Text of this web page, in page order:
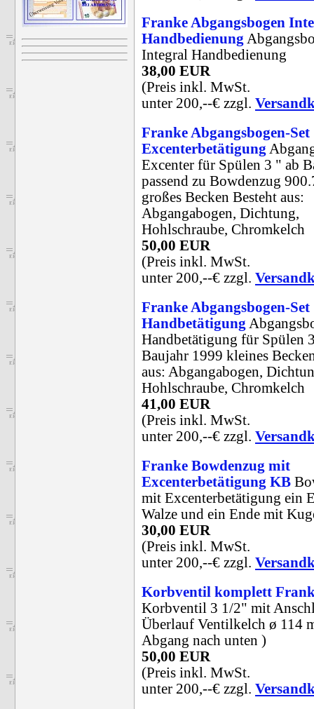
Franke Abgangsbogen
Handbedienung
Integral Handbedienung
38,00 EUR
(Preis inkl. MwSt.
unter 200,--€ zzgl.
Franke Abgangsbogen-Set
Excenterbetätigung
Excenter für Spülen 3 " ab
passend zu Bowdenzug
großes Becken Besteht aus:
Abgangabogen, Dichtung,
Hohlschraube, Chromkelch
50,00 EUR
(Preis inkl. MwSt.
unter 200,--€ zzgl.
Franke Abgangsbogen-Set
Handbetätigung
Handbetätigung für Spülen
Baujahr 1999 kleines
aus: Abgangabogen,
Hohlschraube, Chromkelch
41,00 EUR
(Preis inkl. MwSt.
unter 200,--€ zzgl.
Franke Bowdenzug mit
Excenterbetätigung KB
mit Excenterbetätigung ein
Walze und ein Ende mit
30,00 EUR
(Preis inkl. MwSt.
unter 200,--€ zzgl.
Korbventil komplett
Korbventil 3 1/2" mit
Überlauf Ventilkelch ø 114
Abgang nach unten )
50,00 EUR
(Preis inkl. MwSt.
unter 200,--€ zzgl.